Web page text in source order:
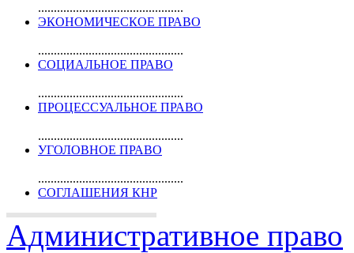
..............................................
ЭКОНОМИЧЕСКОЕ ПРАВО
..............................................
СОЦИАЛЬНОЕ ПРАВО
..............................................
ПРОЦЕССУАЛЬНОЕ ПРАВО
..............................................
УГОЛОВНОЕ ПРАВО
..............................................
СОГЛАШЕНИЯ КНР
Административное право